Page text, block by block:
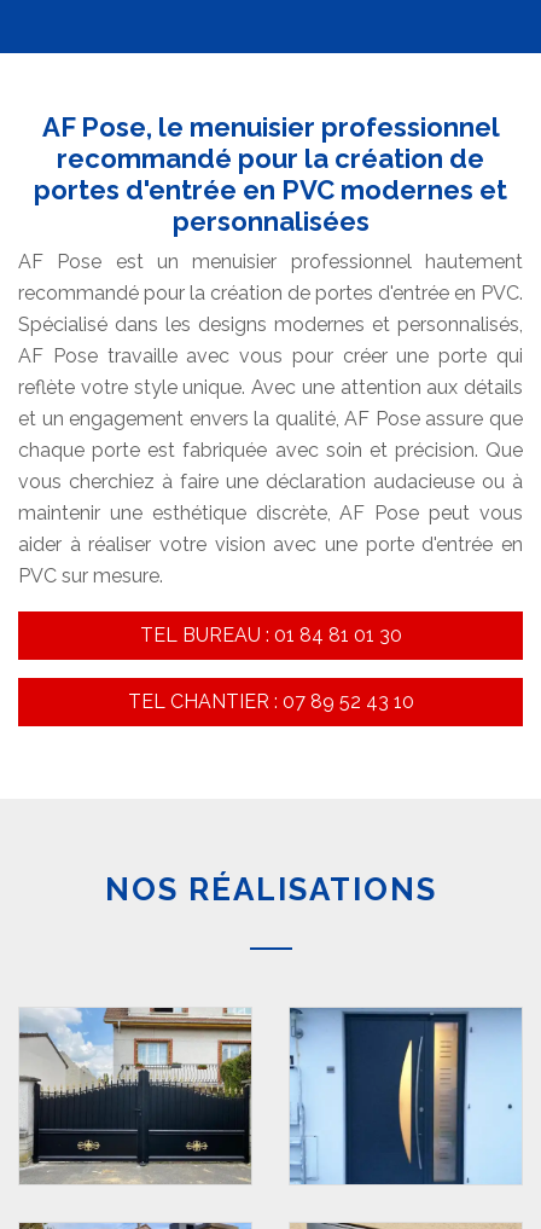
AF Pose, le menuisier professionnel
recommandé pour la création de
portes d'entrée en PVC modernes et
personnalisées
AF Pose est un menuisier professionnel hautement
recommandé pour la création de portes d'entrée en PVC.
Spécialisé dans les designs modernes et personnalisés,
AF Pose travaille avec vous pour créer une porte qui
reflète votre style unique. Avec une attention aux détails
et un engagement envers la qualité, AF Pose assure que
chaque porte est fabriquée avec soin et précision. Que
vous cherchiez à faire une déclaration audacieuse ou à
maintenir une esthétique discrète, AF Pose peut vous
aider à réaliser votre vision avec une porte d'entrée en
PVC sur mesure.
TEL BUREAU : 01 84 81 01 30
TEL CHANTIER : 07 89 52 43 10
NOS RÉALISATIONS